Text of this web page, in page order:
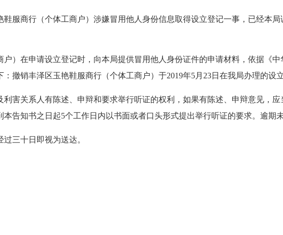
商行（个体工商户）涉嫌冒用他人身份信息取得设立登记一事，已经本局
在申请设立登记时，向本局提供冒用他人身份证件的申请材料，依据《中
撤销丰泽区玉艳鞋服商行（个体工商户）于2019年5月23日在我局办理的设立
关系人有陈述、申辩和要求举行听证的权利，如果有陈述、申辩意见，应
告知书之日起5个工作日内以书面或者口头形式提出举行听证的要求。逾期
三十日即视为送达。